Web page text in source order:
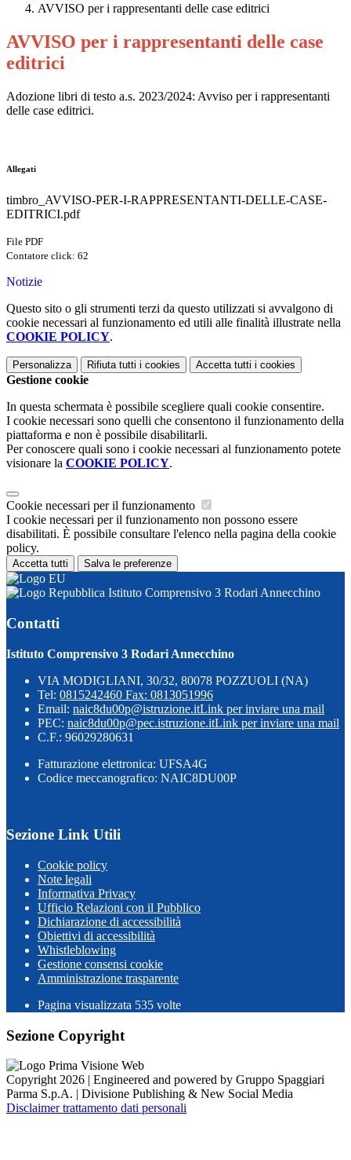
AVVISO per i rappresentanti delle case editrici
AVVISO per i rappresentanti delle case
editrici
Adozione libri di testo a.s. 2023/2024: Avviso per i rappresentanti
delle case editrici.
Allegati
timbro_AVVISO-PER-I-RAPPRESENTANTI-DELLE-CASE-
EDITRICI.pdf
File PDF
Contatore click: 62
Notizie
Questo sito o gli strumenti terzi da questo utilizzati si avvalgono di
cookie necessari al funzionamento ed utili alle finalità illustrate nella
COOKIE POLICY.
Personalizza Rifiuta tutti i cookies Accetta tutti i cookies
Gestione cookie
In questa schermata è possibile scegliere quali cookie consentire.
I cookie necessari sono quelli che consentono il funzionamento della
piattaforma e non è possibile disabilitarli.
Per conoscere quali sono i cookie necessari al funzionamento potete
visionare la COOKIE POLICY.
Cookie necessari per il funzionamento
I cookie necessari per il funzionamento non possono essere
disabilitati. È possibile consultare l'elenco nella pagina della cookie
policy.
Accetta tutti Salva le preferenze
Istituto Comprensivo 3 Rodari Annecchino
Contatti
Istituto Comprensivo 3 Rodari Annecchino
VIA MODIGLIANI, 30/32, 80078 POZZUOLI (NA)
Tel: 0815242460 Fax: 0813051996
Email: naic8du00p@istruzione.itLink per inviare una mail
PEC: naic8du00p@pec.istruzione.itLink per inviare una mail
C.F.: 96029280631
Fatturazione elettronica: UFSA4G
Codice meccanografico: NAIC8DU00P
Sezione Link Utili
Cookie policy
Note legali
Informativa Privacy
Ufficio Relazioni con il Pubblico
Dichiarazione di accessibilità
Obiettivi di accessibilità
Whistleblowing
Gestione consensi cookie
Amministrazione trasparente
Pagina visualizzata 535 volte
Sezione Copyright
Copyright 2026 | Engineered and powered by Gruppo Spaggiari
Parma S.p.A. | Divisione Publishing & New Social Media
Disclaimer trattamento dati personali